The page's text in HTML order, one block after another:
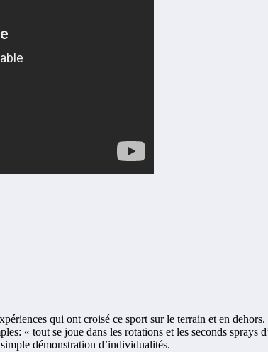
qui ont croisé ce sport sur le terrain et en
« tout se joue dans les rotations et les seconds
démonstration d’individualités.